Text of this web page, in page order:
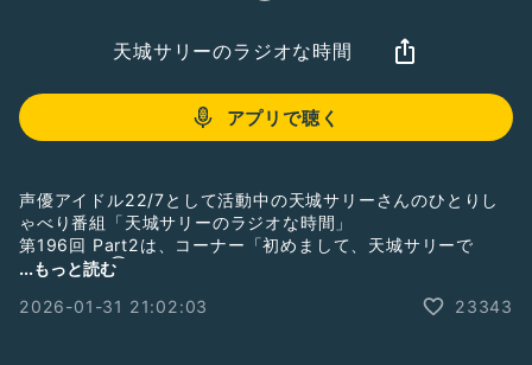
天城サリーのラジオな時間
アプリで聴く
声優アイドル22/7として活動中の天城サリーさんのひとりし
ゃべり番組「天城サリーのラジオな時間」
第196回 Part2は、コーナー「初めまして、天城サリーで
す。」その① をお届け！
番組収録の様子を毎週水曜日21時頃から生配信していますの
...もっと読む
2026-01-31 21:02:03
23343